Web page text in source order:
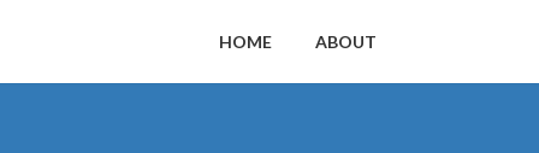
HOME ABOUT